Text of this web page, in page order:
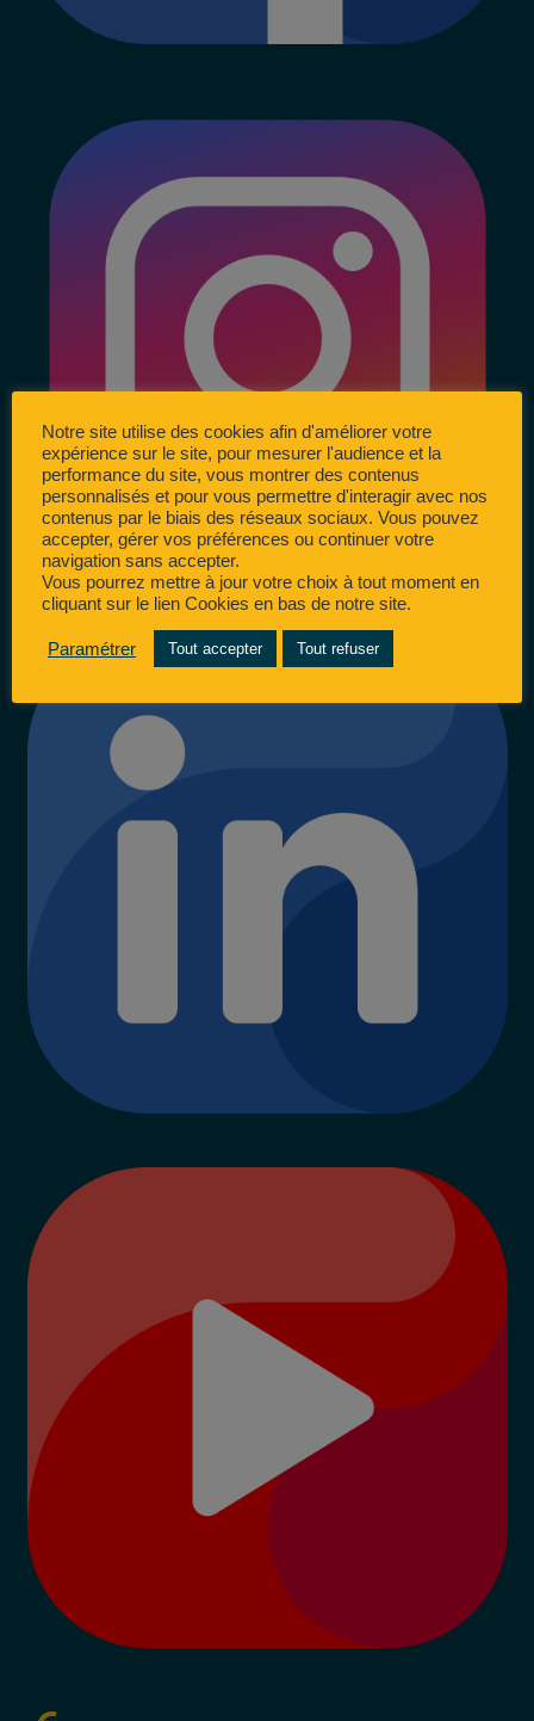
Notre site utilise des cookies afin d'améliorer votre
expérience sur le site, pour mesurer l'audience et la
performance du site, vous montrer des contenus
personnalisés et pour vous permettre d'interagir avec nos
contenus par le biais des réseaux sociaux. Vous pouvez
accepter, gérer vos préférences ou continuer votre
navigation sans accepter.
Vous pourrez mettre à jour votre choix à tout moment en
cliquant sur le lien Cookies en bas de notre site.
Paramétrer Tout accepter Tout refuser